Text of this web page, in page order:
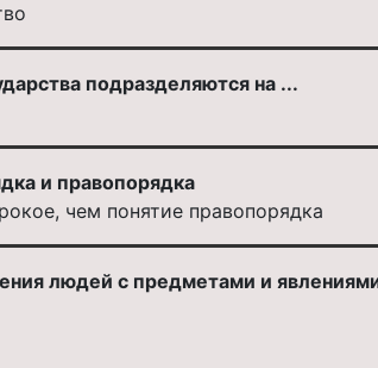
подразделяются на ...
и правопорядка
чем понятие правопорядка
людей с предметами и